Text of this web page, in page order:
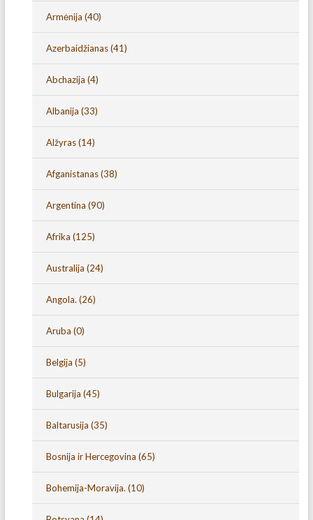
Armėnija (40)
Azerbaidžianas(41)
Abchazija (4)
Albanija (33)
Alžyras(14)
Afganistanas(38)
Argentina (90)
Afrika (125)
Australija (24)
Angola. (26)
Aruba (0)
Belgija (5)
Bulgarija (45)
Baltarusija (35)
Bosnija ir Hercegovina (65)
Bohemija-Moravija. (10)